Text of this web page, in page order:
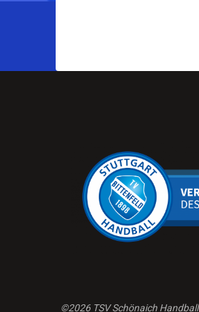
©2026 TSV Schönaich Handball